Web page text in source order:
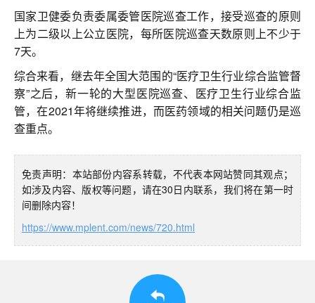
国家卫健委负责委属委管医院巡查工作，接受巡查的原则
上为二级以上公立医院，每所医院巡查天数原则上不少于
7天。
综合来看，继去年全国大范围的“医疗卫生行业综合监管督
察”之后，新一轮的大型医院巡查、医疗卫生行业综合监
管，在2021年将继续推进，而医药领域的相关问题仍是巡
查重点。
免责声明：本站部份内容系转载，不代表本网站赞同其观点；
如涉及内容、版权等问题，请在30日内联系，我们将在第一时
间删除内容！
https://www.mplent.com/news/720.html